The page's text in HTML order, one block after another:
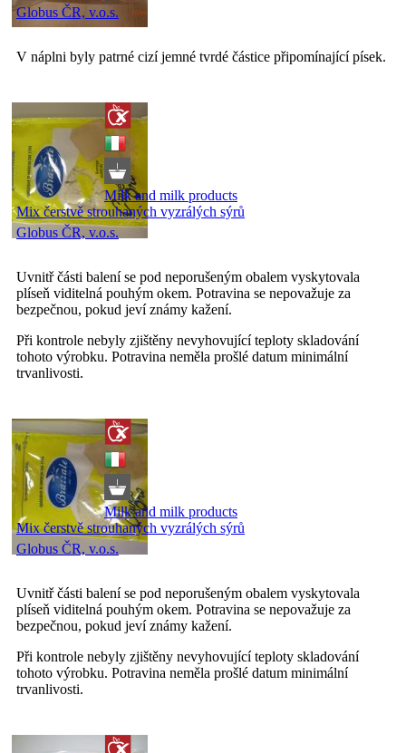
Globus ČR, v.o.s.
V náplni byly patrné cizí jemné tvrdé částice připomínající písek.
Milk and milk products
Mix čerstvě strouhaných vyzrálých sýrů
Globus ČR, v.o.s.
Uvnitř části balení se pod neporušeným obalem vyskytovala
plíseň viditelná pouhým okem. Potravina se nepovažuje za
bezpečnou, pokud jeví známy kažení.
Při kontrole nebyly zjištěny nevyhovující teploty skladování
tohoto výrobku. Potravina neměla prošlé datum minimální
trvanlivosti.
Milk and milk products
Mix čerstvě strouhaných vyzrálých sýrů
Globus ČR, v.o.s.
Uvnitř části balení se pod neporušeným obalem vyskytovala
plíseň viditelná pouhým okem. Potravina se nepovažuje za
bezpečnou, pokud jeví známy kažení.
Při kontrole nebyly zjištěny nevyhovující teploty skladování
tohoto výrobku. Potravina neměla prošlé datum minimální
trvanlivosti.